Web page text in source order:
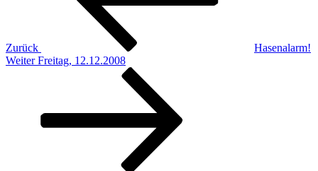
Zurück
Hasenalarm!
Nächster
Weiter Freitag, 12.12.2008